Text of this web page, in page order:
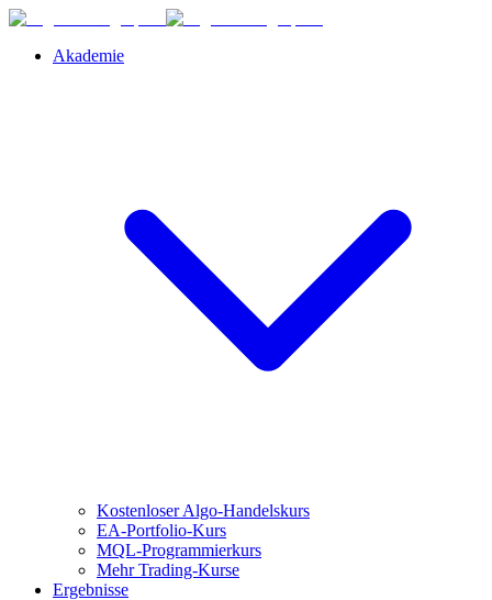
Akademie
Kostenloser Algo-Handelskurs
EA-Portfolio-Kurs
MQL-Programmierkurs
Mehr Trading-Kurse
Ergebnisse